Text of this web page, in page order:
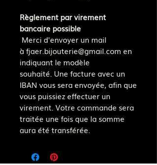
Règlement par virement
bancaire possible
Merci d'envoyer un mail
à fjaer.bijouterie@gmail.com en
indiquant le modèle
souhaité. Une facture avec un
IBAN vous sera envoyée, afin que
vous puissiez effectuer un
virement. Votre commande sera
traitée une fois que la somme
aura été transférée.